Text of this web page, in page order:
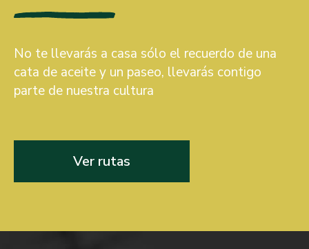
No te llevarás a casa sólo el recuerdo de una
cata de aceite y un paseo, llevarás contigo
parte de nuestra cultura
Ver rutas